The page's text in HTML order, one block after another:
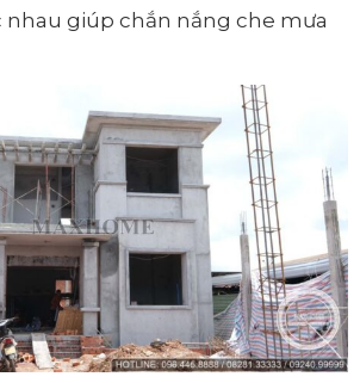
nhau giúp chắn nắng che mưa